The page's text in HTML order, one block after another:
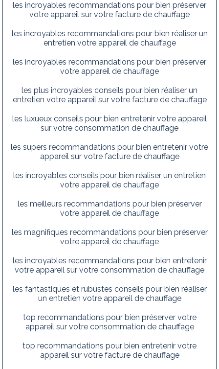
les incroyables recommandations pour bien préserver
votre appareil sur votre facture de chauffage
les incroyables recommandations pour bien réaliser un
entretien votre appareil de chauffage
les incroyables recommandations pour bien préserver
votre appareil de chauffage
les plus incroyables conseils pour bien réaliser un
entretien votre appareil sur votre facture de chauffage
les luxueux conseils pour bien entretenir votre appareil
sur votre consommation de chauffage
les supers recommandations pour bien entretenir votre
appareil sur votre facture de chauffage
les incroyables conseils pour bien réaliser un entretien
votre appareil de chauffage
les meilleurs recommandations pour bien préserver
votre appareil de chauffage
les magnifiques recommandations pour bien préserver
votre appareil de chauffage
les incroyables recommandations pour bien entretenir
votre appareil sur votre consommation de chauffage
les fantastiques et rubustes conseils pour bien réaliser
un entretien votre appareil de chauffage
top recommandations pour bien préserver votre
appareil sur votre consommation de chauffage
top recommandations pour bien entretenir votre
appareil sur votre facture de chauffage